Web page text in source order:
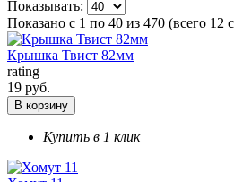
Показывать:
Показано с 1 по 40 из 470 (всего 12
Крышка Твист 82мм
rating
19 руб.
В корзину
Купить в 1 клик